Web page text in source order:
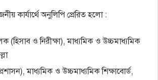
কার্যার্থে অনুলিপি প্রেরিত হলো :
(হিসাব ও নিরীক্ষা), মাধ্যমিক ও উচ্চমাধ্যমিক
মাধ্যমিক ও উচ্চমাধ্যমিক শিক্ষাবোর্ড,